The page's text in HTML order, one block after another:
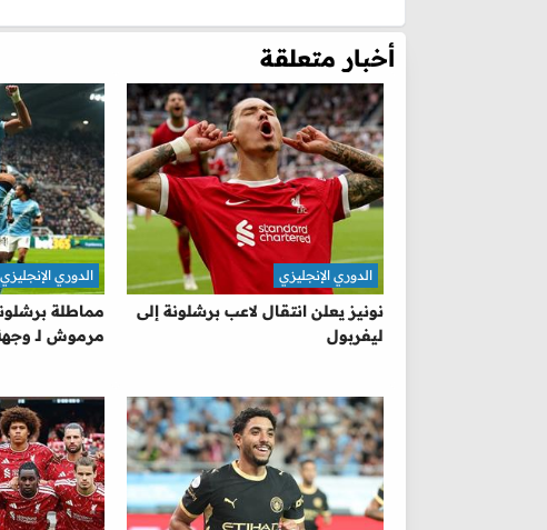
أخبار متعلقة
نونيز يعلن انتقال لاعب برشلونة إلى
ليفربول
الدوري الإنجليزي
مماطلة
مرموش لـ
الدوري الإنجليزي